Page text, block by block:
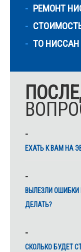
РЕМОНТ
ТО
ЕХАТЬ К ВАМ НА
ВЫЛЕЗЛИ ОШИБКИ
ДЕЛАТЬ?
СКОЛЬКО БУДЕТ